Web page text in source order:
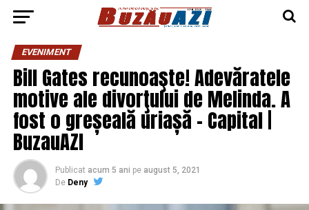
EVENIMENT
Bill Gates recunoaşte! Adevăratele
motive ale divorţului de Melinda. A
fost o greșeală uriașă – Capital |
BuzauAZI
Publicat acum 5 ani pe august 5, 2021
De Deny